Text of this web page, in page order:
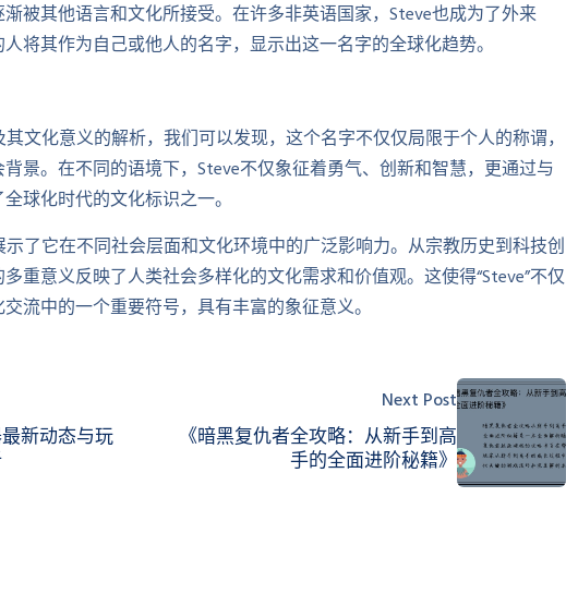
被其他语言和文化所接受。在许多非英语国家，Steve也成为了外来
将其作为自己或他人的名字，显示出这一名字的全球化趋势。
文化意义的解析，我们可以发现，这个名字不仅仅局限于个人的称谓，
景。在不同的语境下，Steve不仅象征着勇气、创新和智慧，更通过与
球化时代的文化标识之一。
示了它在不同社会层面和文化环境中的广泛影响力。从宗教历史到科技创
重意义反映了人类社会多样化的文化需求和价值观。这使得“Steve”不仅
流中的一个重要符号，具有丰富的象征意义。
新动态与玩
Next Post
《暗黑复仇者全攻略：从新手到高
手的全面进阶秘籍》